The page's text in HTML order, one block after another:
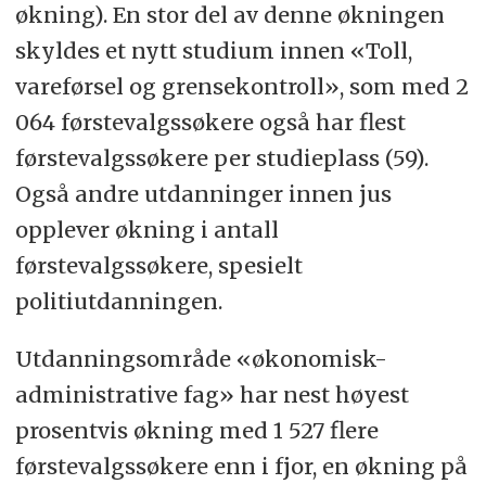
økning). En stor del av denne økningen
skyldes et nytt studium innen «Toll,
vareførsel og grensekontroll», som med 2
064 førstevalgssøkere også har flest
førstevalgssøkere per studieplass (59).
Også andre utdanninger innen jus
opplever økning i antall
førstevalgssøkere, spesielt
politiutdanningen.
Utdanningsområde «økonomisk-
administrative fag» har nest høyest
prosentvis økning med 1 527 flere
førstevalgssøkere enn i fjor, en økning på